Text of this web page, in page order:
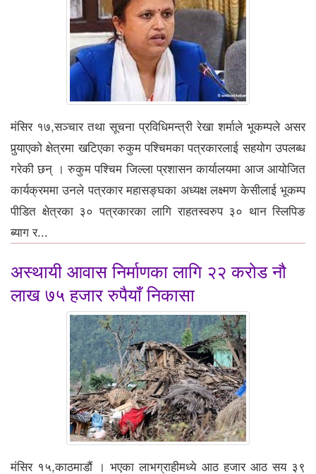
मंसिर १७,सञ्चार तथा सूचना प्रविधिमन्त्री रेखा शर्माले भूकम्पले असर
पुर्‍याएको क्षेत्रमा खटिएका रुकुम पश्चिमका पत्रकारलाई सहयोग उपलब्ध
गरेकी छन् । रुकुम पश्चिम जिल्ला प्रशासन कार्यालयमा आज आयोजित
कार्यक्रममा उनले पत्रकार महासङ्घका अध्यक्ष लक्ष्मण केसीलाई भूकम्प
पीडित क्षेत्रका ३० पत्रकारका लागि राहतस्वरुप ३० थान स्लिपिङ
ब्याग र...
अस्थायी आवास निर्माणका लागि २२ करोड नौ
लाख ७५ हजार रुपैयाँ निकासा
मंसिर १५,काठमाडौं । भएका लाभग्राहीमध्ये आठ हजार आठ सय ३९